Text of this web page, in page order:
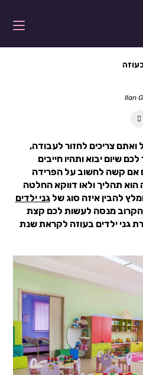
Ilan
ואתם צריכים לחזור לעבודה,
שיום יבוא ותהיו חייבים
אם קשה לחשוב על הפרידה
הוא תהליך ולאו דווקא החלטה
להבין איזה סוג שלגני ילדים
מנסה לעשות לכם קצת
גני ילדים בעוזה לקראת שנת